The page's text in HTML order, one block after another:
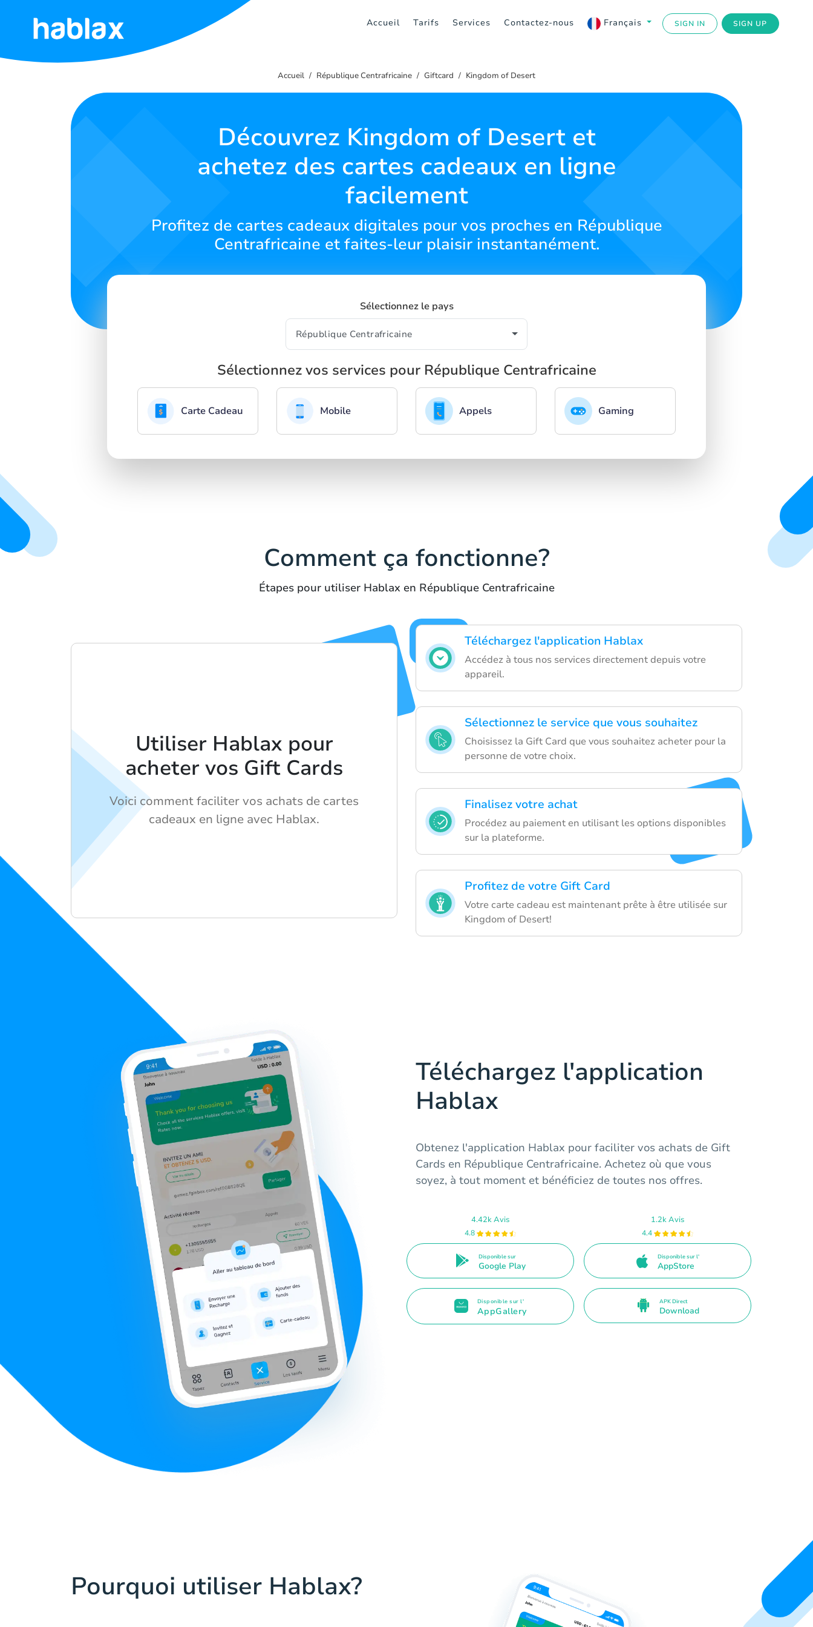
Accueil Tarifs Services Contactez-nous Français SIGN IN SIGN UP
Accueil
Accueil République Centrafricaine Giftcard Kingdom of Desert
Découvrez Kingdom of Desert et
achetez des cartes cadeaux en ligne
facilement
Profitez de cartes cadeaux digitales pour vos proches en République
Centrafricaine et faites-leur plaisir instantanément.
Sélectionnez le pays
Sélectionnez vos services pour République Centrafricaine
Carte Cadeau Mobile Appels Gaming
Comment ça fonctionne?
Étapes pour utiliser Hablax en République Centrafricaine
Téléchargez l'application Hablax
Accédez à tous nos services directement depuis votre
appareil.
Sélectionnez le service que vous souhaitez
Choisissez la Gift Card que vous souhaitez acheter pour la
personne de votre choix.
Finalisez votre achat
Procédez au paiement en utilisant les options disponibles
sur la plateforme.
Profitez de votre Gift Card
Votre carte cadeau est maintenant prête à être utilisée sur
Kingdom of Desert!
Utiliser Hablax pour
acheter vos Gift Cards
Voici comment faciliter vos achats de cartes
cadeaux en ligne avec Hablax.
Téléchargez l'application
Hablax
Obtenez l'application Hablax pour faciliter vos achats de Gift
Cards en République Centrafricaine. Achetez où que vous
soyez, à tout moment et bénéficiez de toutes nos offres.
4.42k Avis
4.8
Disponible sur
Google Play
1.2k Avis
4.4
Disponible sur l'
AppStore
Disponible sur l'
AppGallery
APK Direct
Download
Pourquoi utiliser Hablax?